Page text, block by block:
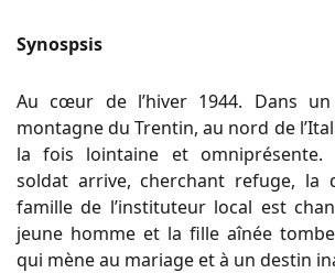
Synospsis
Au cœur de l’hiver 1944. Dans
montagne du Trentin, au nord de
la fois lointaine et omniprésente.
soldat arrive, cherchant refuge, la
famille de l’instituteur local est
jeune homme et la fille aînée
qui mène au mariage et à un destin